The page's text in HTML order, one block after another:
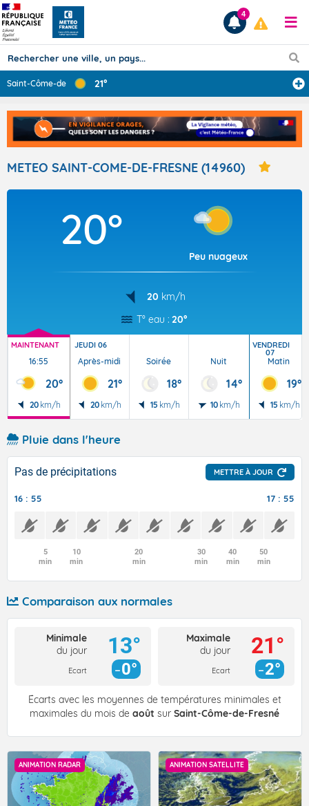
Prévisions
TOUS LES RÉSULTATS
Articles
4
Saint-Côme-de-F ... 21°
METEO SAINT-COME-DE-FRESNE (14960)
20°
Peu nuageux
20 km/h
T° eau : 20°
MAINTENANT
16:55
20°
20 km/h
JEUDI 06
Après-midi
21°
20 km/h
Soirée
18°
15 km/h
Nuit
14°
10 km/h
VENDREDI
07
Matin
19°
15 km/h
Pluie dans l'heure
Pas de précipitations METTRE À JOUR
16 : 55 17 : 55
5
min
10
min
20
min
30
min
40
min
50
min
Comparaison aux normales
Minimale
du jour
Ecart
13°
0°
Maximale
du jour
Ecart
21°
2°
Écarts avec les moyennes de températures minimales et
maximales du mois de août sur Saint-Côme-de-Fresné
ANIMATION RADAR ANIMATION SATELLITE